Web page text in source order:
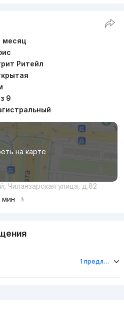
месяц
Ритейл
9
на карте
Чиланзарская улица, д.82
мин
1 предложение